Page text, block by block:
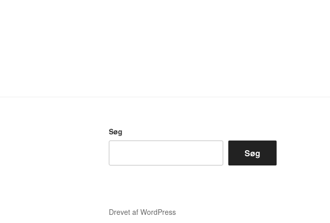
Søg
Søg
Drevet af WordPress